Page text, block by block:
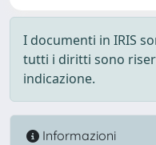
I documenti in IRIS
tutti i diritti sono
indicazione.
Informazioni